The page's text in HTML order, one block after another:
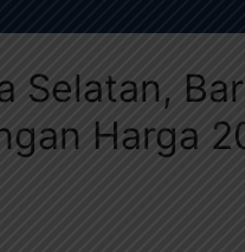
Selatan,
Harga